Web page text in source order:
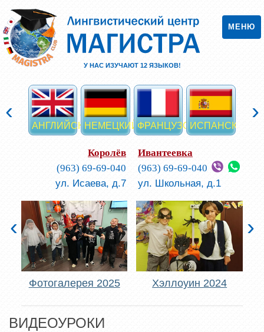
МЕНЮ
У НАС ИЗУЧАЮТ 12ЯЗЫКОВ!
АНГЛИЙСКИЙНЕМЕЦКИЙФРАНЦУЗСКИЙИСПАНСКИЙ
‹ ›
Королёв
(963) 69-69-040
ул. Исаева, д.7
Ивантеевка
(963) 69-69-040
ул. Школьная, д.1
Фотогалерея 2025 Хэллоуин 2024
‹ ›
ВИДЕОУРОКИ